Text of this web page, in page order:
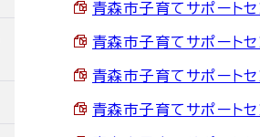
青森市子育てサポート
青森市子育てサポート
青森市子育てサポート
青森市子育てサポート